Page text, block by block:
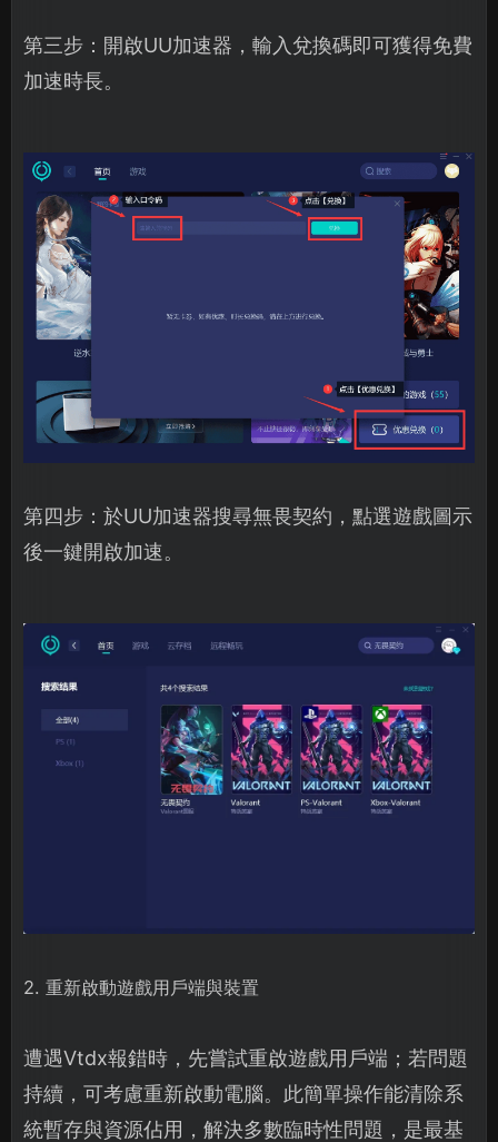
第三步：開啟UU加速器，輸入兌換碼即可獲得免費
加速時長。
第四步：於UU加速器搜尋無畏契約，點選遊戲圖示
後一鍵開啟加速。
2. 重新啟動遊戲用戶端與裝置
遭遇Vtdx報錯時，先嘗試重啟遊戲用戶端；若問題
持續，可考慮重新啟動電腦。此簡單操作能清除系
統暫存與資源佔用，解決多數臨時性問題，是最基